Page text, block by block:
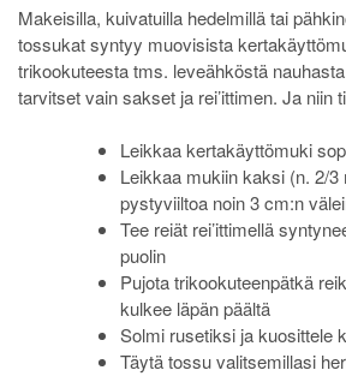
Makeisilla, kuivatuilla hedelmillä tai
tossukat syntyy muovisista
trikookuteesta tms. leveähköstä
tarvitset vain sakset ja rei’ittimen. Ja niin
Leikkaa kertakäyttömuki
Leikkaa mukiin kaksi (n. 2/
pystyviiltoa noin 3 cm:n
Tee reiät rei’ittimellä
puolin
Pujota trikookuteenpätkä
kulkee läpän päältä
Solmi rusetiksi ja kuosittele
Täytä tossu valitsemillasi